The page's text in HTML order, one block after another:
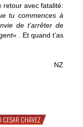
retour avec fatalité:
tu commences à
de t’arrêter de
« . Et quand t’as
NZ
CESAR CHAVEZ